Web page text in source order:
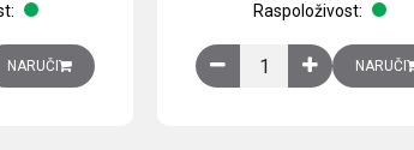
lim količina
m3/h, 40 W, 230V AC, 50/60 Hz, RAL 7035,
NARUČI
Raspoloživost:
Izlazna rešetka saNARUČI